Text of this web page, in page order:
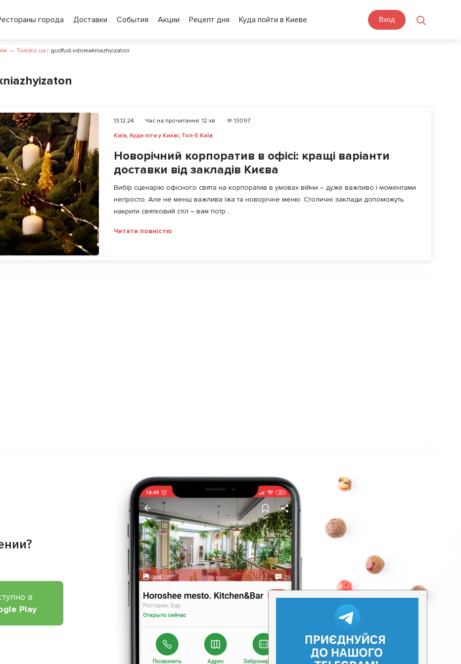
города Доставки События Акции Рецепт дня Куда пойти в Киеве Вход
— Tomato.ua / gudfud-vdomakniazhyizaton
13.12.24 Час на прочитання: 12 хв
13097
Київ, Куди піти у Києві, Топ-5 Київ
Новорічний корпоратив в офісі: кращі варіанти
доставки від закладів Києва
Вибір сценарію офісного свята на корпоратив в умовах війни – дуже важливо і моментами
непросто. Але не менш важлива їжа та новорічне меню. Столичні заклади допоможуть
накрити святковий стіл – вам потр...
Читати повністю
в
Play